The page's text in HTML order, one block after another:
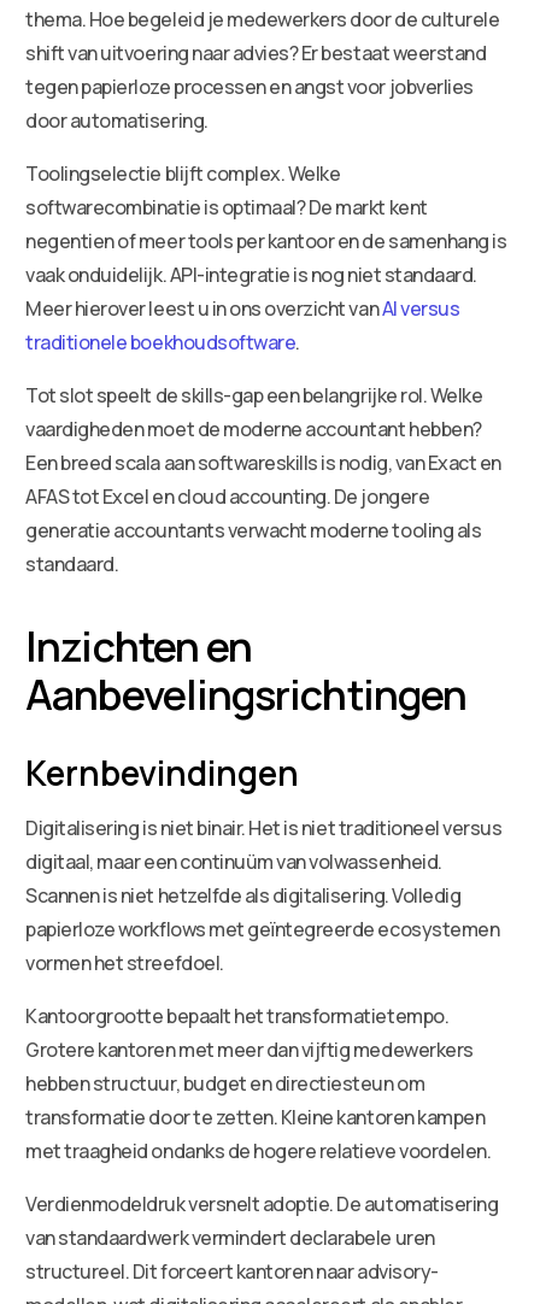
thema. Hoe begeleid je medewerkers door de culturele
shift van uitvoering naar advies? Er bestaat weerstand
tegen papierloze processen en angst voor jobverlies
door automatisering.
Toolingselectie blijft complex. Welke
softwarecombinatie is optimaal? De markt kent
negentien of meer tools per kantoor en de samenhang is
vaak onduidelijk. API-integratie is nog niet standaard.
Meer hierover leest u in ons overzicht vanAI versus
traditionele boekhoudsoftware.
Tot slot speelt de skills-gap een belangrijke rol. Welke
vaardigheden moet de moderne accountant hebben?
Een breed scala aan softwareskills is nodig, van Exact en
AFAS tot Excel en cloud accounting. De jongere
generatie accountants verwacht moderne tooling als
standaard.
Inzichten en
Aanbevelingsrichtingen
Kernbevindingen
Digitalisering is niet binair. Het is niet traditioneel versus
digitaal, maar een continuüm van volwassenheid.
Scannen is niet hetzelfde als digitalisering. Volledig
papierloze workflows met geïntegreerde ecosystemen
vormen het streefdoel.
Kantoorgrootte bepaalt het transformatietempo.
Grotere kantoren met meer dan vijftig medewerkers
hebben structuur, budget en directiesteun om
transformatie door te zetten. Kleine kantoren kampen
met traagheid ondanks de hogere relatieve voordelen.
Verdienmodeldruk versnelt adoptie. De automatisering
van standaardwerk vermindert declarabele uren
structureel. Dit forceert kantoren naar advisory-